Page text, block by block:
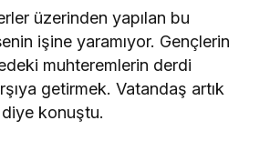
üzerinden yapılan bu
işine yaramıyor. Gençlerin
muhteremlerin derdi
getirmek. Vatandaş artık
diye konuştu.